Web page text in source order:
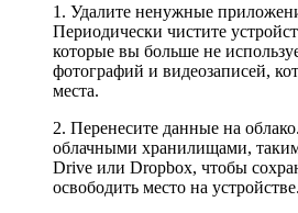
1. Удалите ненужные
Периодически чистите
которые вы больше не
фотографий и видеозаписей,
места.
2. Перенесите данные на
облачными хранилищами,
Drive или Dropbox, чтобы
освободить место на устройстве.